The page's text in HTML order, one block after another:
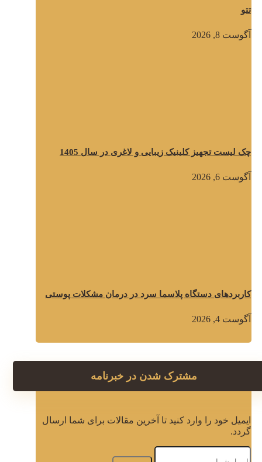
تتو
آگوست 8, 2026
چک لیست تجهیز کلینیک زیبایی و لاغری در سال 1405
آگوست 6, 2026
کاربردهای دستگاه پلاسما سرد در درمان مشکلات پوستی
آگوست 4, 2026
مشترک شدن در خبرنامه
ایمیل خود را وارد کنید تا آخرین مقالات برای شما ارسال
گردد.